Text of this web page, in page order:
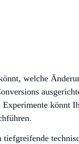
welche
könnt